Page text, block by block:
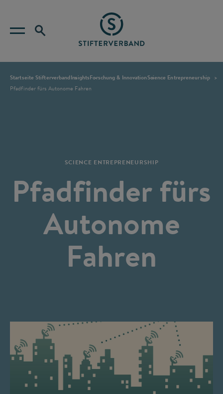
Startseite StifterverbandInsightsForschung & InnovationScience Entrepreneurship
Pfadfinder fürs Autonome Fahren
SCIENCE ENTREPRENEURSHIP
Pfadfinder fürs
Autonome
Fahren